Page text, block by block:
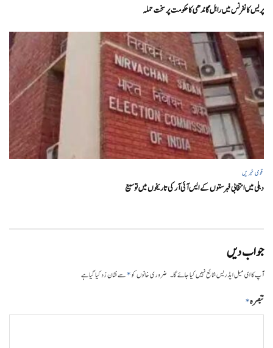
پریس کانفرنس میں راہل گاندھی کا حکومت پر سخت حملہ
قومی خبریں
دہلی میں انتخابی فہرستوں کے ایس آئی آر کی تاریخوں میں توسیع
جواب دیں
آپ کا ای میل ایڈریس شائع نہیں کیا جائے گا۔ ضروری خانوں کو*سے نشان زد کیا گیا ہے
تبصرہ*